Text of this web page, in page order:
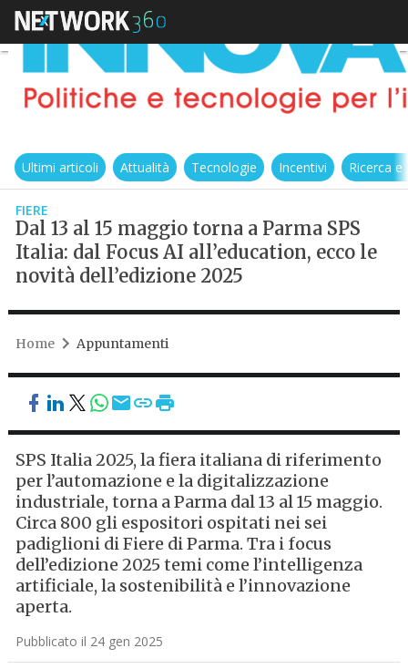
Ultimi articoli Attualità Tecnologie Incentivi Ricerca
FIERE
Dal 13 al 15 maggio torna a Parma SPS
Italia: dal Focus AI all’education, ecco le
novità dell’edizione 2025
Home Appuntamenti
SPS Italia 2025, la fiera italiana di riferimento
per l’automazione e la digitalizzazione
industriale, torna a Parma dal 13 al 15 maggio.
Circa 800 gli espositori ospitati nei sei
padiglioni di Fiere di Parma. Tra i focus
dell’edizione 2025 temi come l’intelligenza
artificiale, la sostenibilità e l’innovazione
aperta.
Pubblicato il 24 gen 2025